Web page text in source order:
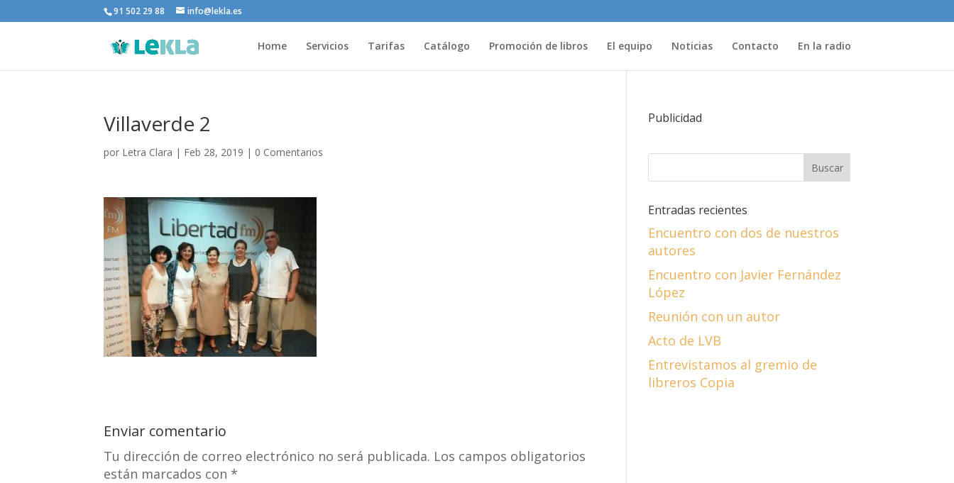
91 502 29 88 info@lekla.es
Home Servicios Tarifas Catálogo Promoción de libros El equipo Noticias Contacto En la radio
Villaverde 2
por Letra Clara | Feb 28, 2019 | 0 Comentarios
Enviar comentario
Tu dirección de correo electrónico no será publicada. Los campos obligatorios
están marcados con *
Publicidad
Entradas recientes
Encuentro con dos de nuestros
autores
Encuentro con Javier Fernández
López
Reunión con un autor
Acto de LVB
Entrevistamos al gremio de
libreros Copia